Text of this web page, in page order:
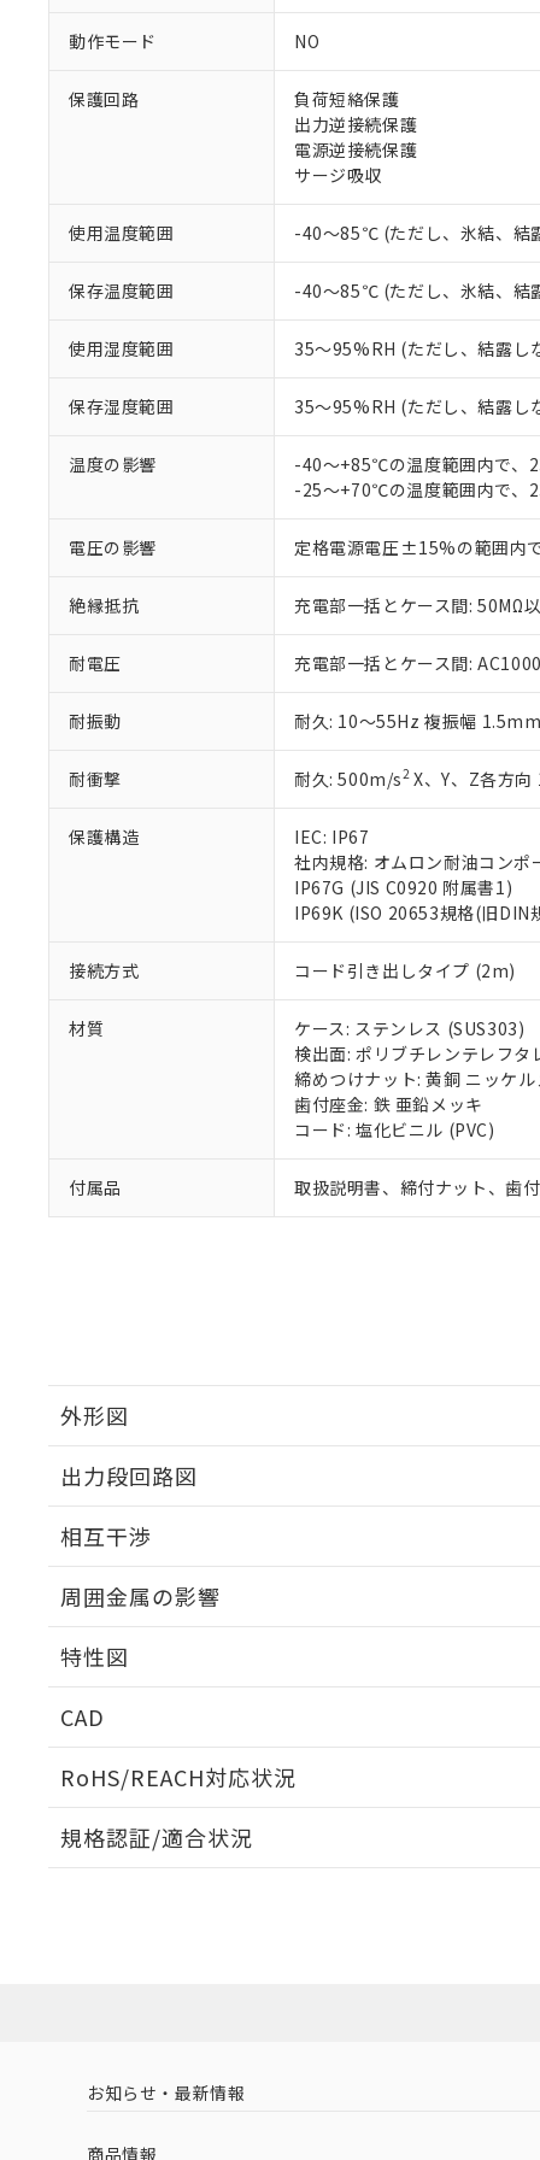
動作モード NO
保護回路
負荷短絡保護
出力逆接続保護
電源逆接続保護
サージ吸収
使用温度範囲 -40～85℃ (ただし、氷結、結
保存温度範囲 -40～85℃ (ただし、氷結、結
使用湿度範囲 35～95%RH (ただし、結露し
保存湿度範囲 35～95%RH (ただし、結露し
温度の影響
-40～+85℃の温度範囲内で
-25～+70℃の温度範囲内で
電圧の影響 定格電源電圧±15%の範囲内
絶縁抵抗 充電部一括とケース間: 50MΩ
耐電圧 充電部一括とケース間:
耐振動 耐久: 10～55Hz 複振幅
耐衝撃 耐久: 500m/s2X、Y、Z各方向
保護構造
IEC: IP67
社内規格: オムロン耐油コンポ
IP67G (JIS C0920 附属書1)
IP69K (ISO 20653規格(旧DIN
接続方式 コード引き出しタイプ (2m)
材質
ケース: ステンレス (SUS303)
検出面: ポリブチレンテレフタ
締めつけナット: 黄銅 ニッケル
歯付座金: 鉄 亜鉛メッキ
コード: 塩化ビニル (PVC)
付属品 取扱説明書、締付ナット、歯
外形図
出力段回路図
相互干渉
周囲金属の影響
特性図
CAD
RoHS/REACH対応状況
EU RoHS 注意事項・凡例
中国 RoHS 注意事項・凡例
規格認証/適合状況
（イギリス
（ノルウェー
以下の条件をお読
当社制御機
在庫状況お
のであり、
正式な納期
当社販売員
オムロン制御
在庫状況お
す。
ている必要
お客様が当
が、当社の
※当社の共同
いる法人を
仕入先様の事情に
があります。
*EU RoHS指令（10物質
フタル酸ビス(2-エチル
ル（DBP） 1000ppm以
但し、RoHS指令で産業
フタル酸エステル類の
※2 対応予定月
部品在庫の切り替
※3 非含有証明
EU RoHS指令（
51物質の非含有証
※本証明書は発行
また、RoHS指令
既に当社にて対応
り割愛しておりま
※1 中国
「○」：最大均質
「×」：最大均質
Pb(鉛) :1000ppm、 Hg(
DEHP(フタル酸ビス(2-
※2 環境保護使
「ｅ」：有害物質
「10」：通常の使
味します。
「－」：未確認で
などの必要
当社は規制
当社は貴社
置等に一切使
また当社は
たしません。
号
○ 一定数
△ 一定数
－
在庫な
機器販
空
白
受注生
お知らせ・最新情報
商品情報